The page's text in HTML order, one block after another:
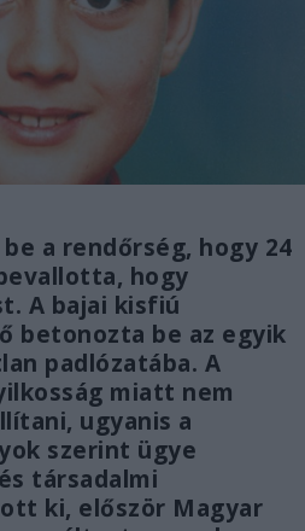
a rendőrség, hogy 24
hogy
A bajai kisfiú
betonozta be az egyik
padlózatába. A
miatt nem
ugyanis a
szerint ügye
társadalmi
ki, először Magyar